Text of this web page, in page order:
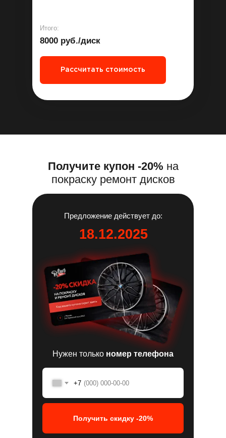
Итого:
8000 руб./диск
Рассчитать стоимость
Получите купон -20% на
покраску ремонт дисков
Предложение действует до:
Нужен только номер телефона
18.12.2025
+7
Получить скидку -20%